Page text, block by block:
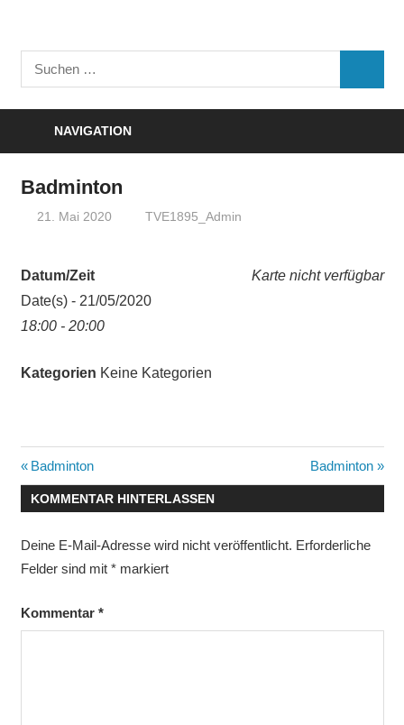
Turnverein
"Frisch
Suchen
nach:
NAVIGATION
Badminton
21. Mai 2020 TVE1895_Admin
Karte nicht verfügbar
Datum/Zeit
Date(s) - 21/05/2020
18:00 - 20:00
Kategorien Keine Kategorien
Beitragsnavigation
Vorheriger
Beitrag:
Badminton
Nächster
Beitrag:
Badminton
KOMMENTAR HINTERLASSEN
Deine E-Mail-Adresse wird nicht veröffentlicht. Erforderliche
Felder sind mit *markiert
Kommentar *